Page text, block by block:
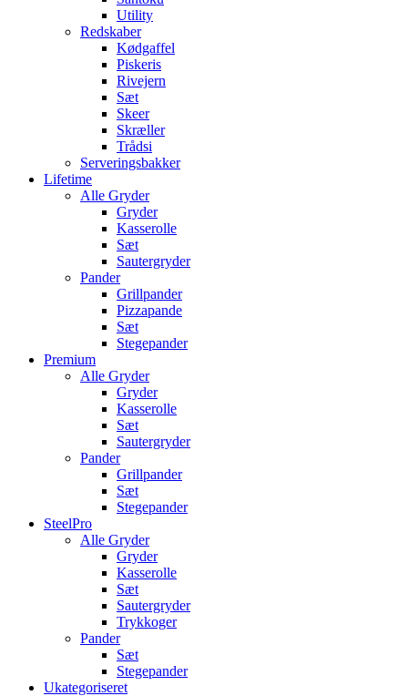
Utility
Redskaber
Kødgaffel
Piskeris
Rivejern
Sæt
Skeer
Skræller
Trådsi
Serveringsbakker
Lifetime
Alle Gryder
Gryder
Kasserolle
Sæt
Sautergryder
Pander
Grillpander
Pizzapande
Sæt
Stegepander
Premium
Alle Gryder
Gryder
Kasserolle
Sæt
Sautergryder
Pander
Grillpander
Sæt
Stegepander
SteelPro
Alle Gryder
Gryder
Kasserolle
Sæt
Sautergryder
Trykkoger
Pander
Sæt
Stegepander
Ukategoriseret